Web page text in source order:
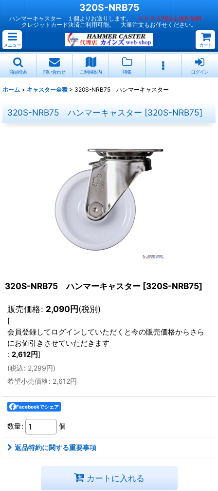
320S-NRB75
ハンマーキャスター １個よりお送りします。
５０００円以上送料無料 。
クレジットカード決済ご利用可能。 大量注文もお任せください。
メニュー カート
商品検索 問い合わせ ご利用案内 特集 ログイン
ホーム > キャスター全種 > 320S-NRB75 ハンマーキャスター
320S-NRB75 ハンマーキャスター [320S-NRB75]
320S-NRB75 ハンマーキャスター [320S-NRB75]
販売価格: 2,090円(税別)
[
会員登録してログインしていただくと今の販売価格からさら
にお値引きさせていただきます
: 2,612円]
(税込: 2,299円)
希望小売価格: 2,612円
Facebookでシェア
数量: 個
返品特約に関する重要事項
カートに入れる